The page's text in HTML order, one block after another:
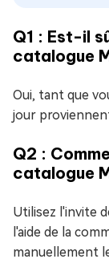
Q1 : Est-il
catalogue
Oui, tant que
jour
Q2 :
catalogue
Utilisez l'invite
l'aide de la
manuellement